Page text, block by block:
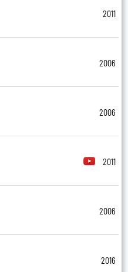
2011
2006
2006
2011
2006
2016